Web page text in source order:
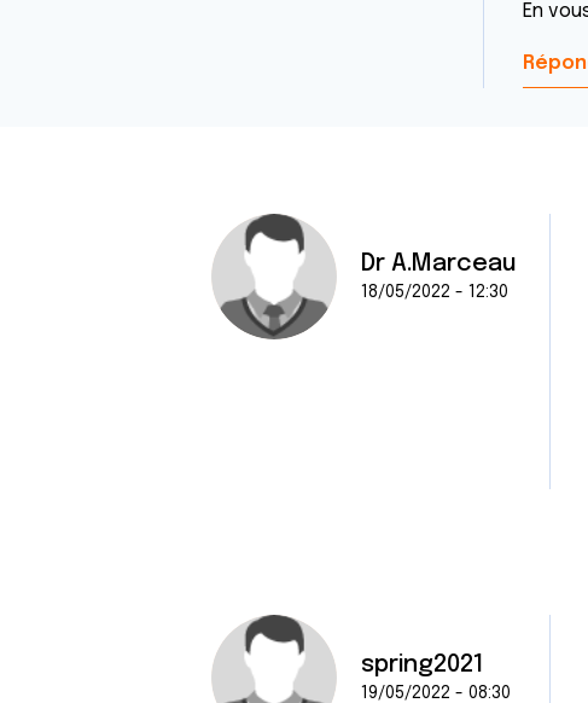
En
Dr A.Marceau
18/05/2022 - 12:30
spring2021
19/05/2022 - 08:30